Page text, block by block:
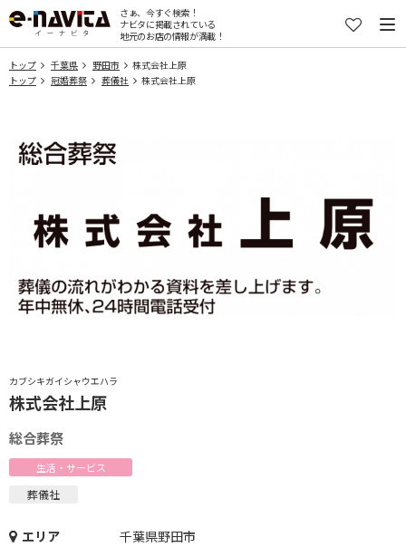
さぁ、今すぐ検索！
ナビタに掲載されている
地元のお店の情報が満載！
トップ 千葉県 野田市
株式会社上原
トップ
冠婚葬祭 葬儀社 株式会社上原
カブシキガイシャウエハラ
株式会社上原
総合葬祭
生活・サービス
葬儀社
エリア
千葉県野田市